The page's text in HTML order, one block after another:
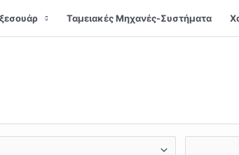
Ταμειακές Μηχανές-Συστήματα